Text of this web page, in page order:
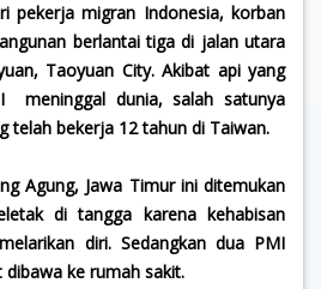
pekerja migran Indonesia, korban
berlantai tiga di jalan utara
Taoyuan City. Akibat api yang
meninggal dunia, salah satunya
telah bekerja 12 tahun di Taiwan.
Agung, Jawa Timur ini ditemukan
di tangga karena kehabisan
diri. Sedangkan dua PMI
ke rumah sakit.